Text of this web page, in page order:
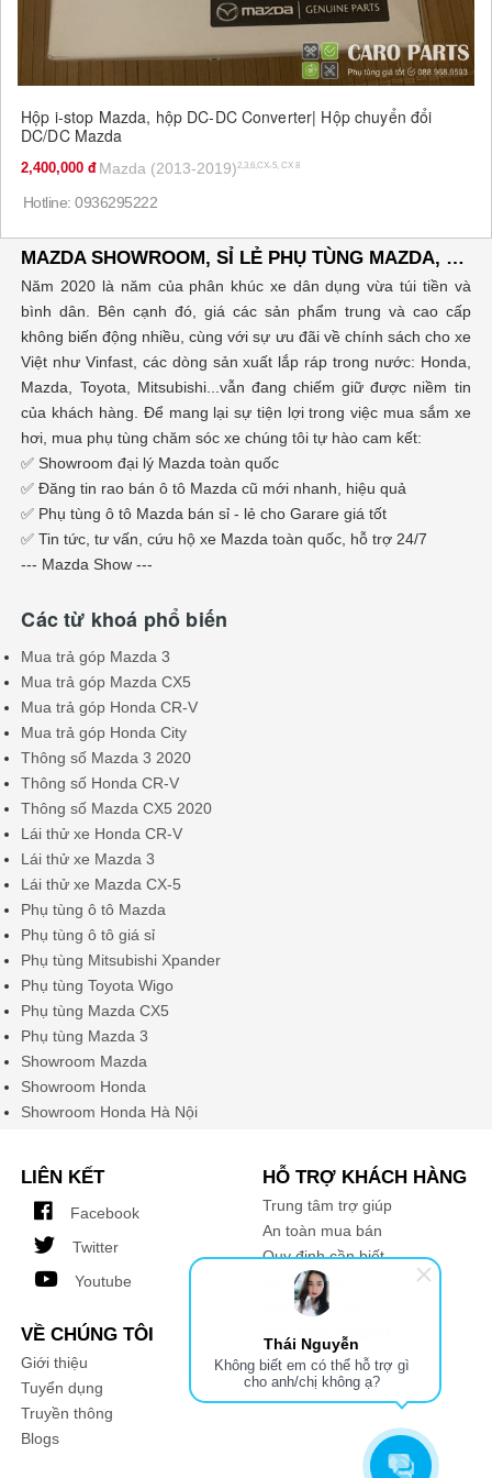
Hộp i-stop Mazda, hộp DC-DC Converter| Hộp chuyển đổi
DC/DC Mazda
2,400,000 Mazda (2013-2019)2,3,6,CX-5, CX 8
Hotline: 0936295222
MAZDA SHOWROOM, SỈ LẺ PHỤ TÙNG MAZDA, ĐĂNG TIN RAO VẶT MUA BÁN XE Ô TÔ
Năm 2020 là năm của phân khúc xe dân dụng vừa túi tiền và
bình dân. Bên cạnh đó, giá các sản phẩm trung và cao cấp
không biến động nhiều, cùng với sự ưu đãi về chính sách cho xe
Việt như Vinfast, các dòng sản xuất lắp ráp trong nước: Honda,
Mazda, Toyota, Mitsubishi...vẫn đang chiếm giữ được niềm tin
của khách hàng. Để mang lại sự tiện lợi trong việc mua sắm xe
hơi, mua phụ tùng chăm sóc xe chúng tôi tự hào cam kết:
✅ Showroom đại lý Mazda toàn quốc
✅ Đăng tin rao bán ô tô Mazda cũ mới nhanh, hiệu quả
✅ Phụ tùng ô tô Mazda bán sỉ - lẻ cho Garare giá tốt
✅ Tin tức, tư vấn, cứu hộ xe Mazda toàn quốc, hỗ trợ 24/7
--- Mazda Show ---
Các từ khoá phổ biến
Mua trả góp Mazda 3
Mua trả góp Mazda CX5
Mua trả góp Honda CR-V
Mua trả góp Honda City
Thông số Mazda 3 2020
Thông số Honda CR-V
Thông số Mazda CX5 2020
Lái thử xe Honda CR-V
Lái thử xe Mazda 3
Lái thử xe Mazda CX-5
Phụ tùng ô tô Mazda
Phụ tùng ô tô giá sỉ
Phụ tùng Mitsubishi Xpander
Phụ tùng Toyota Wigo
Phụ tùng Mazda CX5
Phụ tùng Mazda 3
Showroom Mazda
Showroom Honda
Showroom Honda Hà Nội
LIÊN KẾT
Facebook
Twitter
Youtube
HỖ TRỢ KHÁCH HÀNG
Trung tâm trợ giúp
An toàn mua bán
Quy định cần biết
Hỗ trợ FAQs
Liên hệ hỗ trợ
VỀ CHÚNG TÔI
Giới thiệu
Tuyển dụng
Truyền thông
Blogs
CHỨNG NHẬN
Thái Nguyễn
Không biết em có thể hỗ trợ gì
cho anh/chị không ạ?